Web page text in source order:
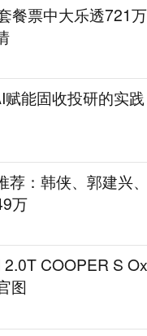
餐票中大乐透721万
能固收投研的实践
：韩侠、郭建兴、
万
COOPER S
图